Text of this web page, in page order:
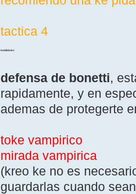
tactica 4
Habilidades
defensa de bonetti,
rapidamente, y en
ademas de protegerte
toke vampirico
mirada vampirica
(kreo ke no es
guardarlas cuando